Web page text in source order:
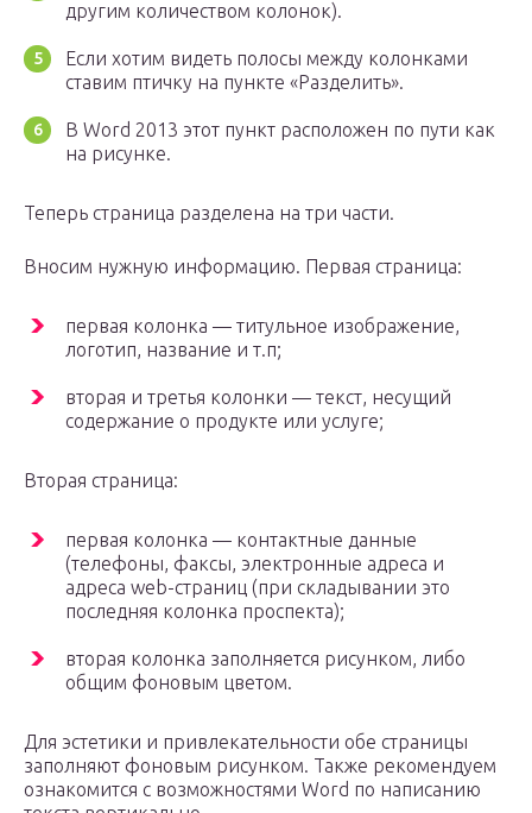
другим количеством колонок).
Если хотим видеть полосы между колонками
ставим птичку на пункте «Разделить».
В Word 2013 этот пункт расположен по пути как
на рисунке.
Теперь страница разделена на три части.
Вносим нужную информацию. Первая страница:
первая колонка — титульное изображение,
логотип, название и т.п;
вторая и третья колонки — текст, несущий
содержание о продукте или услуге;
Вторая страница:
первая колонка — контактные данные
(телефоны, факсы, электронные адреса и
адреса web-страниц (при складывании это
последняя колонка проспекта);
вторая колонка заполняется рисунком, либо
общим фоновым цветом.
Для эстетики и привлекательности обе страницы
заполняют фоновым рисунком. Также рекомендуем
ознакомится с возможностями Word по написанию